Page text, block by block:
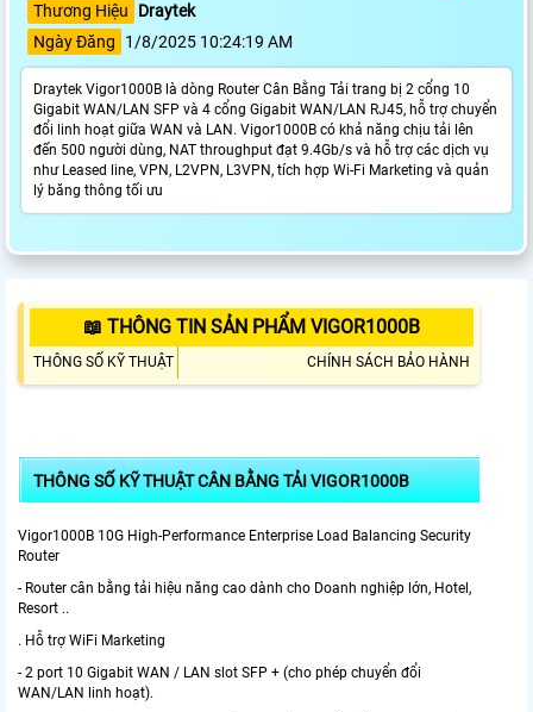
Thương Hiệu
Draytek
Ngày Đăng
1/8/2025 10:24:19 AM
Draytek Vigor1000B là dòng Router Cân Bằng Tải trang bị 2 cổng 10
Gigabit WAN/LAN SFP và 4 cổng Gigabit WAN/LAN RJ45, hỗ trợ chuyển
đổi linh hoạt giữa WAN và LAN. Vigor1000B có khả năng chịu tải lên
đến 500 người dùng, NAT throughput đạt 9.4Gb/s và hỗ trợ các dịch vụ
như Leased line, VPN, L2VPN, L3VPN, tích hợp Wi-Fi Marketing và quản
lý băng thông tối ưu
📖 THÔNG TIN SẢN PHẨM VIGOR1000B
THÔNG SỐ KỸ THUẬT CHÍNH SÁCH BẢO HÀNH
THÔNG SỐ KỸ THUẬT CÂN BẰNG TẢI VIGOR1000B
Vigor1000B 10G High-Performance Enterprise Load Balancing Security
Router
- Router cân bằng tải hiệu năng cao dành cho Doanh nghiệp lớn, Hotel,
Resort ..
. Hỗ trợ WiFi Marketing
- 2 port 10 Gigabit WAN / LAN slot SFP + (cho phép chuyển đổi
WAN/LAN linh hoạt).